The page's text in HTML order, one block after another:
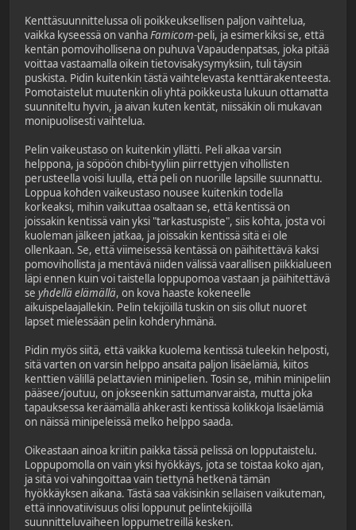
Kenttäsuunnittelussa oli poikkeuksellisen paljon vaihtelua,
vaikka kyseessä on vanhaFamicom-peli, ja esimerkiksi se, että
kentän pomovihollisena on puhuva Vapaudenpatsas, joka pitää
voittaa vastaamalla oikein tietovisakysymyksiin, tuli täysin
puskista. Pidin kuitenkin tästä vaihtelevasta kenttärakenteesta.
Pomotaistelut muutenkin oli yhtä poikkeusta lukuun ottamatta
suunniteltu hyvin, ja aivan kuten kentät, niissäkin oli mukavan
monipuolisesti vaihtelua.
Pelin vaikeustaso on kuitenkin yllätti. Peli alkaa varsin
helppona, ja söpöön chibi-tyyliin piirrettyjen vihollisten
perusteella voisi luulla, että peli on nuorille lapsille suunnattu.
Loppua kohden vaikeustaso nousee kuitenkin todella
korkeaksi, mihin vaikuttaa osaltaan se, että kentissä on
joissakin kentissä vain yksi "tarkastuspiste", siis kohta, josta voi
kuoleman jälkeen jatkaa, ja joissakin kentissä sitä ei ole
ollenkaan. Se, että viimeisessä kentässä on päihitettävä kaksi
pomovihollista ja mentävä niiden välissä vaarallisen piikkialueen
läpi ennen kuin voi taistella loppupomoa vastaan ja päihitettävä
se yhdellä elämällä, on kova haaste kokeneelle
aikuispelaajallekin. Pelin tekijöillä tuskin on siis ollut nuoret
lapset mielessään pelin kohderyhmänä.
Pidin myös siitä, että vaikka kuolema kentissä tuleekin helposti,
sitä varten on varsin helppo ansaita paljon lisäelämiä, kiitos
kenttien välillä pelattavien minipelien. Tosin se, mihin minipeliin
pääsee/joutuu, on jokseenkin sattumanvaraista, mutta joka
tapauksessa keräämällä ahkerasti kentissä kolikkoja lisäelämiä
on näissä minipeleissä melko helppo saada.
Oikeastaan ainoa kriitin paikka tässä pelissä on lopputaistelu.
Loppupomolla on vain yksi hyökkäys, jota se toistaa koko ajan,
ja sitä voi vahingoittaa vain tiettynä hetkenä tämän
hyökkäyksen aikana. Tästä saa väkisinkin sellaisen vaikuteman,
että innovatiivisuus olisi loppunut pelintekijöillä
suunnitteluvaiheen loppumetreillä kesken.